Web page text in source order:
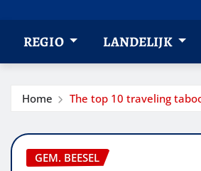
REGIO LANDELIJK
Home The top 10 traveling
GEM. BEESEL